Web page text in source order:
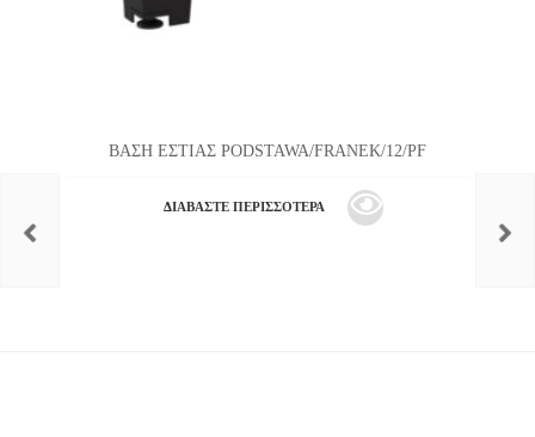
ΒΑΣΗ ΕΣΤΙΑΣ PODSTAWA/FRANEK/12/PF
ΔΙΑΒΆΣΤΕ ΠΕΡΙΣΣΌΤΕΡΑ